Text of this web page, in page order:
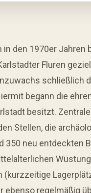
den 1970er Jahren
Fluren
schließlich
begann die
besitzt.
Stellen, die
350 neu
ebenso regelmäßig